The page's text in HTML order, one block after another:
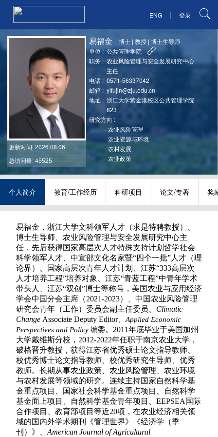
ENG | 登录
更新时间: 2026.08.06
总访问量: 45525
易福金 博士 |教授 |博士生导师
单位 : 公共管理学院
职务 : 农业风险管理与安全发展研究中心
主任
电话 : 0571-56337042
邮箱 : yifujin@zju.edu.cn
地址 : 浙江大学紫金港校区公共管理学院
823
研究方向 :
· 农业风险管理
· 农业资源与环境
· 农村发展
· 农业政策
个人简介 教育/工作经历 科研项目 论文/专著 奖
易福金，浙江大学文科领军人才（求是特聘教授）、
博士生导师、 农业风险管理与安全发展研究中心主
任， 先后获得国家高层次人才特殊支持计划哲学社会
科学领军人才、 中宣部文化名家暨“四个一批”人才（理
论界）、
国家高层次青年人才计划 、江苏“333高层次
人才培养工程”培养对象、江苏“青蓝工程”中青年学术
带头人、江苏“双创 ”博士等称号，美国农业与应用经济
学会中国分会主席（2021-2023）、 中国农业风险管理
研究会青年（工作）委员会副主任委员、 Climatic
ChangeAssociate Deputy Editor、 Applied Economic
Perspectives and Policy编委。2011年底毕业于美国加州
大学戴维斯分校，2012-2022年任职于南京农业大学，
破格晋升教授，获得江苏省优秀硕士论文指导教师、
校优秀博士论文指导教师、校优秀研究生导师、优秀
教师。长期从事农业政策、农业风险管理、农业环境
与农村发展等领域的研究。连续主持国家自然科学基
金重点项目、国家社会科学基金重点项目、自然科学
基金面上项目、自然科学基金青年项目、EEPSEA国际
合作项目、教育部项目等近20项， 在农业经济相关领
域的国内外学术期刊《管理世界》《经济学（季
刊）》、 American Journal of Agricultural